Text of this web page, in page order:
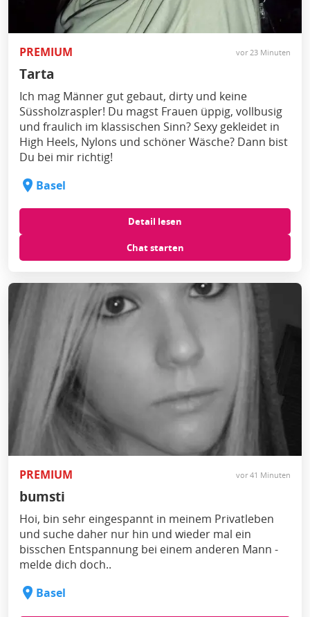
PREMIUM vor 23 Minuten
Tarta
Ich mag Männer gut gebaut, dirty und keine
Süssholzraspler! Du magst Frauen üppig, vollbusig
und fraulich im klassischen Sinn? Sexy gekleidet in
High Heels, Nylons und schöner Wäsche? Dann bist
Du bei mir richtig!
Basel
Detail lesen
Chat starten
PREMIUM vor 41 Minuten
bumsti
Hoi, bin sehr eingespannt in meinem Privatleben
und suche daher nur hin und wieder mal ein
bisschen Entspannung bei einem anderen Mann -
melde dich doch..
Basel